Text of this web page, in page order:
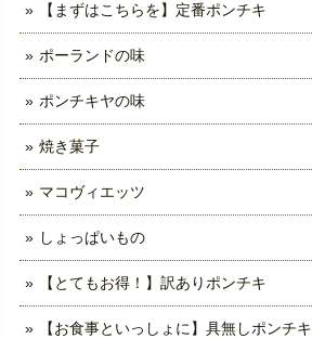
【まずはこちらを】定番ポンチキ
ポーランドの味
ポンチキヤの味
焼き菓子
マコヴィエッツ
しょっぱいもの
【とてもお得！】訳ありポンチキ
【お食事といっしょに】具無しポンチキ